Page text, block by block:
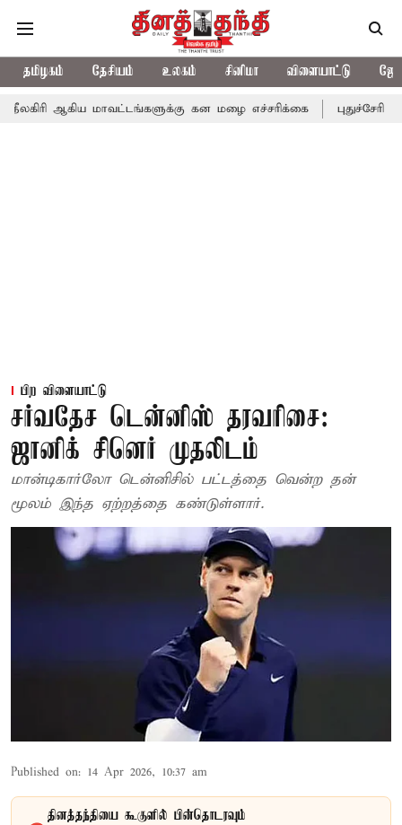
தமிழகம் தேசியம் உலகம் சினிமா விளையாட்டு
மாவட்டங்களுக்கு கன மழை எச்சரிக்கை புதுச்சேரி
பிற விளையாட்டு
சர்வதேச டென்னிஸ் தரவரிசை:
ஜானிக் சினெர் முதலிடம்
மான்டிகார்லோ டென்னிசில் பட்டத்தை வென்ற தன்
மூலம் இந்த ஏற்றத்தை கண்டுள்ளார்.
Published on: 14 Apr 2026, 10:37 am
தினத்தந்தியை கூகுளில் பின்தொடரவும்